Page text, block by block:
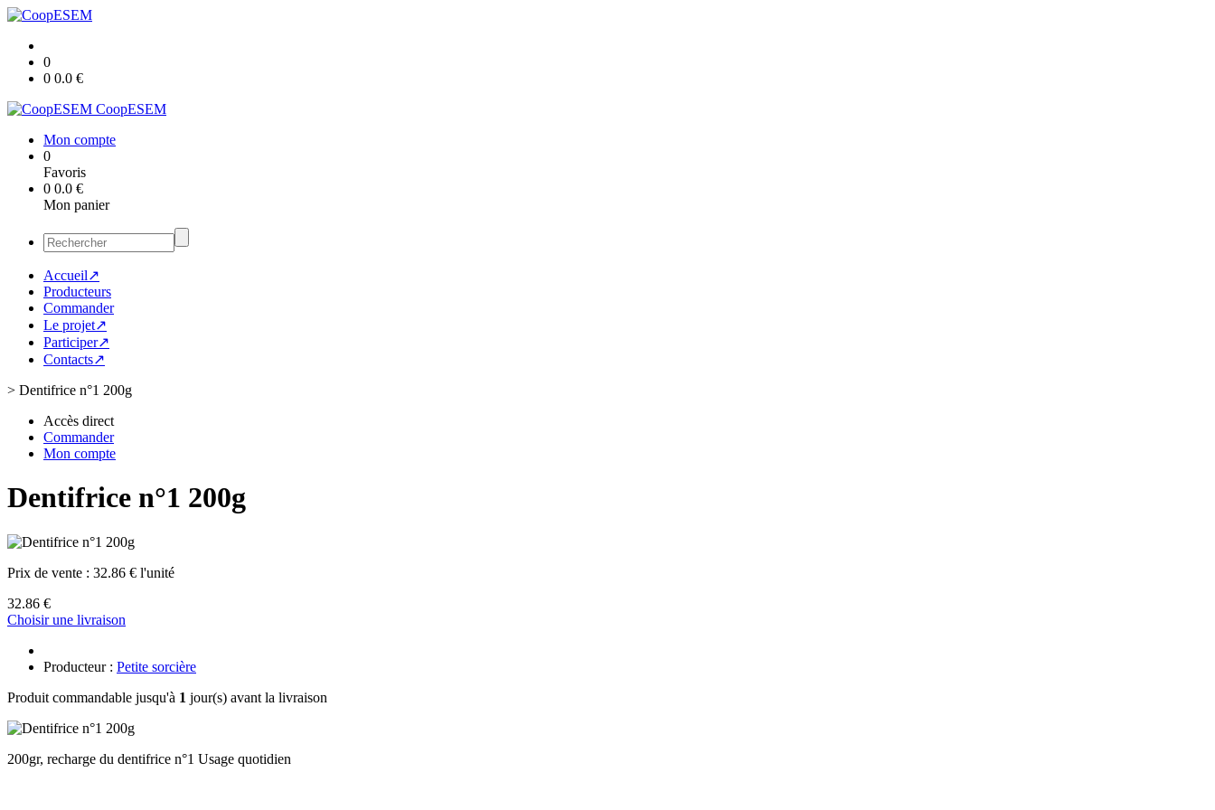
0
0 0.0 €
CoopESEM
Mon compte
0
Favoris
0 0.0 €
Mon panier
Accueil↗
Producteurs
Commander
Le projet↗
Participer↗
Contacts↗
> Dentifrice n°1 200g
Accès direct
Commander
Mon compte
Dentifrice n°1 200g
Prix de vente : 32.86 € l'unité
32.86 €
Choisir une livraison
Producteur : Petite sorcière
Produit commandable jusqu'à 1 jour(s) avant la livraison
200gr, recharge du dentifrice n°1 Usage quotidien